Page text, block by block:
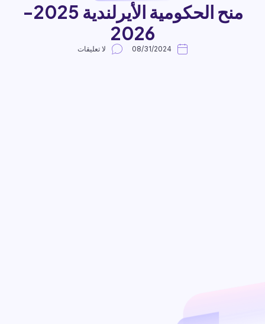
منح الحكومية الأيرلندية 2025-
2026
08/31/2024 لا تعليقات